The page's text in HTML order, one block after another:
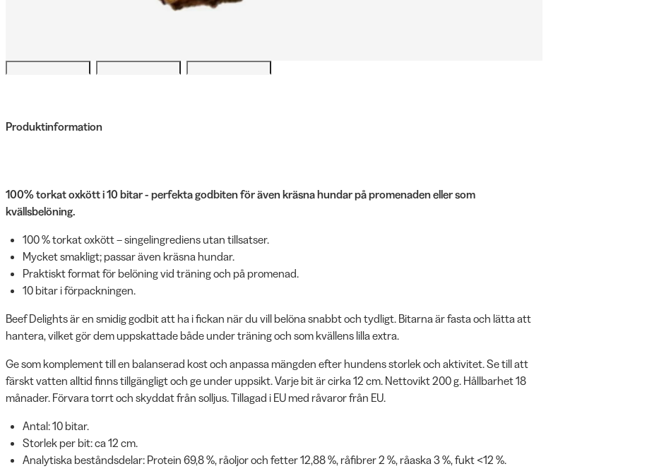
Produktinformation
100% torkat oxkött i 10 bitar - perfekta godbiten för även kräsna hundar på promenaden eller som
kvällsbelöning.
100 % torkat oxkött – singelingrediens utan tillsatser.
Mycket smakligt; passar även kräsna hundar.
Praktiskt format för belöning vid träning och på promenad.
10 bitar i förpackningen.
Beef Delights är en smidig godbit att ha i fickan när du vill belöna snabbt och tydligt. Bitarna är fasta och lätta att
hantera, vilket gör dem uppskattade både under träning och som kvällens lilla extra.
Ge som komplement till en balanserad kost och anpassa mängden efter hundens storlek och aktivitet. Se till att
färskt vatten alltid finns tillgängligt och ge under uppsikt. Varje bit är cirka 12 cm. Nettovikt 200 g. Hållbarhet 18
månader. Förvara torrt och skyddat från solljus. Tillagad i EU med råvaror från EU.
Antal: 10 bitar.
Storlek per bit: ca 12 cm.
Analytiska beståndsdelar: Protein 69,8 %, råoljor och fetter 12,88 %, råfibrer 2 %, råaska 3 %, fukt <12 %.